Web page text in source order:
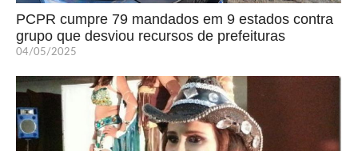
PCPR cumpre 79 mandados em 9 estados contra
grupo que desviou recursos de prefeituras
04/05/2025